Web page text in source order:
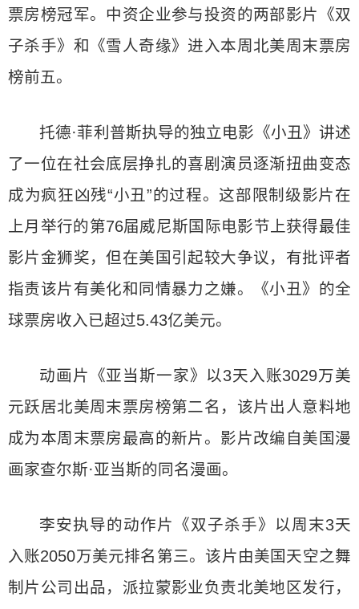
票房榜冠军。中资企业参与投资的两部影片《双
子杀手》和《雪人奇缘》进入本周北美周末票房
榜前五。
托德·菲利普斯执导的独立电影《小丑》讲述
了一位在社会底层挣扎的喜剧演员逐渐扭曲变态
成为疯狂凶残“小丑”的过程。这部限制级影片在
上月举行的第76届威尼斯国际电影节上获得最佳
影片金狮奖，但在美国引起较大争议，有批评者
指责该片有美化和同情暴力之嫌。《小丑》的全
球票房收入已超过5.43亿美元。
动画片《亚当斯一家》以3天入账3029万美
元跃居北美周末票房榜第二名，该片出人意料地
成为本周末票房最高的新片。影片改编自美国漫
画家查尔斯·亚当斯的同名漫画。
李安执导的动作片《双子杀手》以周末3天
入账2050万美元排名第三。该片由美国天空之舞
制片公司出品，派拉蒙影业负责北美地区发行，